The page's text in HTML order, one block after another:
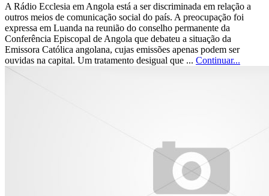
A Rádio Ecclesia em Angola está a ser discriminada em relação a
outros meios de comunicação social do país. A preocupação foi
expressa em Luanda na reunião do conselho permanente da
Conferência Episcopal de Angola que debateu a situação da
Emissora Católica angolana, cujas emissões apenas podem ser
ouvidas na capital. Um tratamento desigual que ... Continuar...